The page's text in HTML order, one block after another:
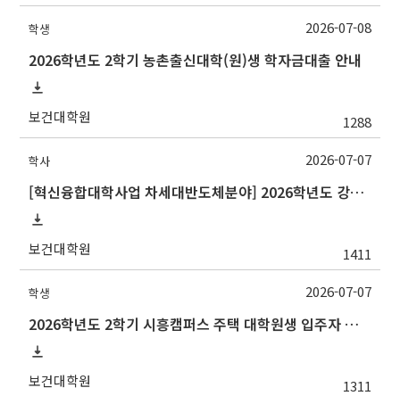
학생
2026학년도 2학기 농촌출신대학(원)생 학자금대출 안내
보건대학원 1288
2026-07-08
학사
[혁신융합대학사업 차세대반도체분야] 2026학년도 강원대학교 2학기 교류 수학 안내
보건대학원 1411
2026-07-07
학생
2026학년도 2학기 시흥캠퍼스 주택 대학원생 입주자 모집 안내
보건대학원 1311
2026-07-07